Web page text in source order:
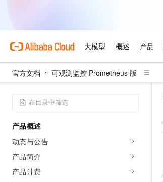
官方文档 可观测监控 Prometheus 版
产品概述
动态与公告
产品简介
产品计费